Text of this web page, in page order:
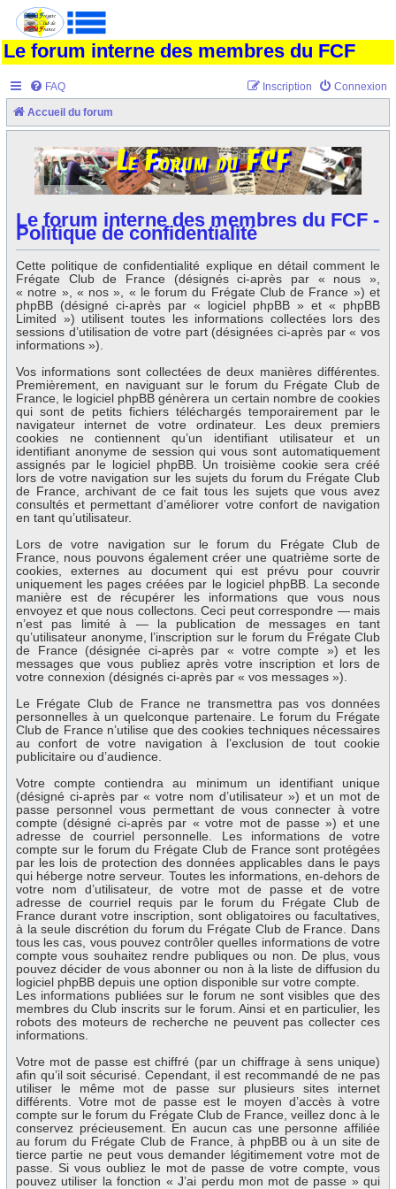
Le forum interne des membres du FCF
FAQ Connexion
Inscription
Accueil du forum
Le forum interne des membres du FCF -
Politique de confidentialité
Cette politique de confidentialité explique en détail comment le
Frégate Club de France (désignés ci-après par « nous »,
« notre », « nos », « le forum du Frégate Club de France ») et
phpBB (désigné ci-après par « logiciel phpBB » et « phpBB
Limited ») utilisent toutes les informations collectées lors des
sessions d’utilisation de votre part (désignées ci-après par « vos
informations »).
Vos informations sont collectées de deux manières différentes.
Premièrement, en naviguant sur le forum du Frégate Club de
France, le logiciel phpBB génèrera un certain nombre de cookies
qui sont de petits fichiers téléchargés temporairement par le
navigateur internet de votre ordinateur. Les deux premiers
cookies ne contiennent qu’un identifiant utilisateur et un
identifiant anonyme de session qui vous sont automatiquement
assignés par le logiciel phpBB. Un troisième cookie sera créé
lors de votre navigation sur les sujets du forum du Frégate Club
de France, archivant de ce fait tous les sujets que vous avez
consultés et permettant d’améliorer votre confort de navigation
en tant qu’utilisateur.
Lors de votre navigation sur le forum du Frégate Club de
France, nous pouvons également créer une quatrième sorte de
cookies, externes au document qui est prévu pour couvrir
uniquement les pages créées par le logiciel phpBB. La seconde
manière est de récupérer les informations que vous nous
envoyez et que nous collectons. Ceci peut correspondre — mais
n’est pas limité à — la publication de messages en tant
qu’utilisateur anonyme, l’inscription sur le forum du Frégate Club
de France (désignée ci-après par « votre compte ») et les
messages que vous publiez après votre inscription et lors de
votre connexion (désignés ci-après par « vos messages »).
Le Frégate Club de France ne transmettra pas vos données
personnelles à un quelconque partenaire. Le forum du Frégate
Club de France n’utilise que des cookies techniques nécessaires
au confort de votre navigation à l’exclusion de tout cookie
publicitaire ou d’audience.
Votre compte contiendra au minimum un identifiant unique
(désigné ci-après par « votre nom d’utilisateur ») et un mot de
passe personnel vous permettant de vous connecter à votre
compte (désigné ci-après par « votre mot de passe ») et une
adresse de courriel personnelle. Les informations de votre
compte sur le forum du Frégate Club de France sont protégées
par les lois de protection des données applicables dans le pays
qui héberge notre serveur. Toutes les informations, en-dehors de
votre nom d’utilisateur, de votre mot de passe et de votre
adresse de courriel requis par le forum du Frégate Club de
France durant votre inscription, sont obligatoires ou facultatives,
à la seule discrétion du forum du Frégate Club de France. Dans
tous les cas, vous pouvez contrôler quelles informations de votre
compte vous souhaitez rendre publiques ou non. De plus, vous
pouvez décider de vous abonner ou non à la liste de diffusion du
logiciel phpBB depuis une option disponible sur votre compte.
Les informations publiées sur le forum ne sont visibles que des
membres du Club inscrits sur le forum. Ainsi et en particulier, les
robots des moteurs de recherche ne peuvent pas collecter ces
informations.
Votre mot de passe est chiffré (par un chiffrage à sens unique)
afin qu’il soit sécurisé. Cependant, il est recommandé de ne pas
utiliser le même mot de passe sur plusieurs sites internet
différents. Votre mot de passe est le moyen d’accès à votre
compte sur le forum du Frégate Club de France, veillez donc à le
conservez précieusement. En aucun cas une personne affiliée
au forum du Frégate Club de France, à phpBB ou à un site de
tierce partie ne peut vous demander légitimement votre mot de
passe. Si vous oubliez le mot de passe de votre compte, vous
pouvez utiliser la fonction « J’ai perdu mon mot de passe » qui